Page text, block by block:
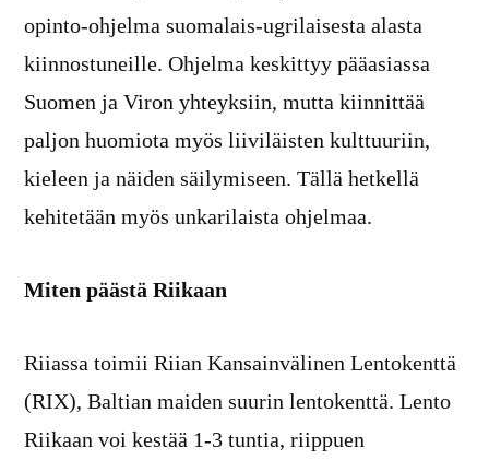
opinto-ohjelma suomalais-ugrilaisesta alasta
kiinnostuneille. Ohjelma keskittyy pääasiassa
Suomen ja Viron yhteyksiin, mutta kiinnittää
paljon huomiota myös liiviläisten kulttuuriin,
kieleen ja näiden säilymiseen. Tällä hetkellä
kehitetään myös unkarilaista ohjelmaa.
Miten päästä Riikaan
Riiassa toimii Riian Kansainvälinen Lentokenttä
(RIX), Baltian maiden suurin lentokenttä. Lento
Riikaan voi kestää 1-3 tuntia, riippuen